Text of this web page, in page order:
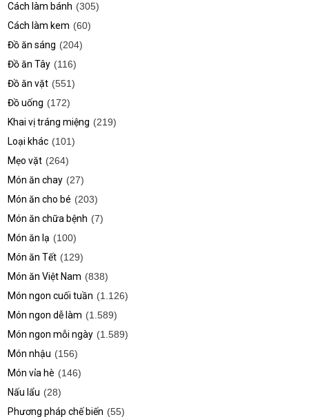
Cách làm bánh (305)
Cách làm kem (60)
Đồ ăn sáng (204)
Đồ ăn Tây (116)
Đồ ăn vặt (551)
Đồ uống (172)
Khai vị tráng miệng (219)
Loại khác (101)
Mẹo vặt (264)
Món ăn chay (27)
Món ăn cho bé (203)
Món ăn chữa bệnh (7)
Món ăn lạ (100)
Món ăn Tết (129)
Món ăn Việt Nam (838)
Món ngon cuối tuần (1.126)
Món ngon dễ làm (1.589)
Món ngon mỗi ngày (1.589)
Món nhậu (156)
Món vỉa hè (146)
Nấu lẩu (28)
Phương pháp chế biến (55)